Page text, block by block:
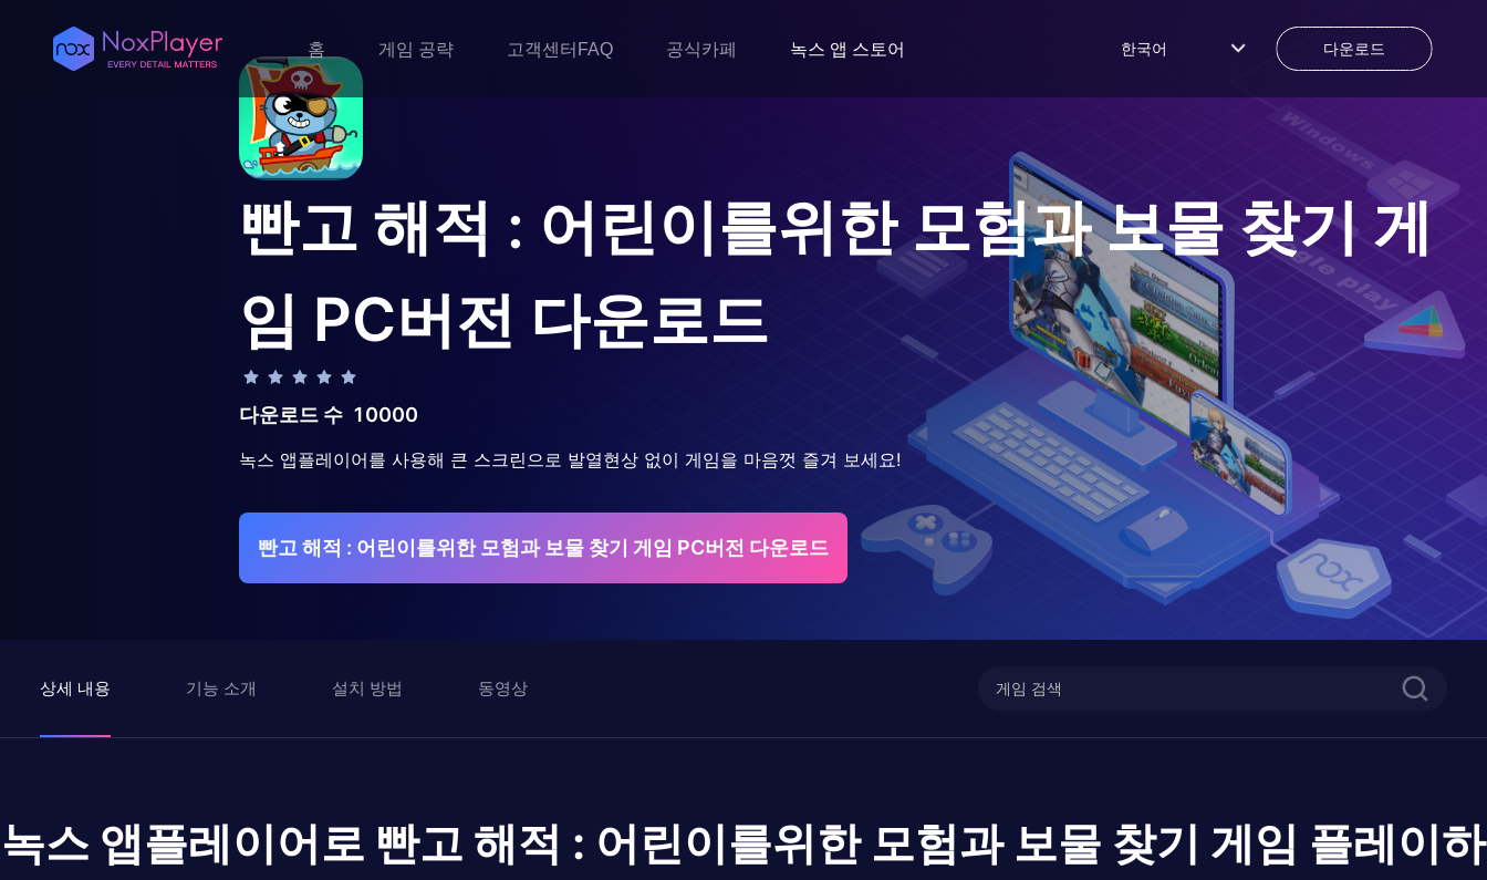
홈 게임 공략 고객센터FAQ 공식카페 녹스 앱 스토어 한국어 다운로드
빤고 해적 : 어린이를위한 모험과 보물 찾기 게
임 PC버전 다운로드
다운로드 수 10000
녹스 앱플레이어를 사용해 큰 스크린으로 발열현상 없이 게임을 마음껏 즐겨 보세요!
빤고 해적 : 어린이를위한 모험과 보물 찾기 게임 PC버전 다운로드
상세 내용 기능 소개 설치 방법 동영상
녹스 앱플레이어로 빤고 해적 : 어린이를위한 모험과 보물 찾기 게임 플레이하